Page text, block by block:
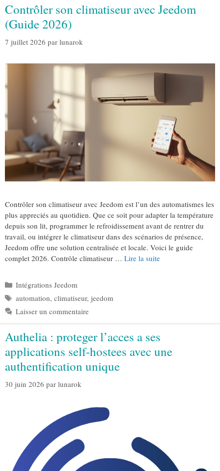
Contrôler son climatiseur avec Jeedom
(Guide 2026)
7 juillet 2026 par lunarok
Contrôler son climatiseur avec Jeedom est l’un des automatismes les
plus appreciés au quotidien. Que ce soit pour adapter la température
depuis son lit, programmer le refroidissement avant de rentrer du
travail, ou intégrer le climatiseur dans des scénarios de présence,
Jeedom offre une solution centralisée et locale. Voici le guide
complet 2026. Contrôle climatiseur … Lire la suite
Catégories
Intégrations Jeedom
Étiquettes
automation, climatiseur, jeedom
Laisser un commentaire
Authelia : proteger l’acces a ses
applications self-hostees avec une
authentification unique
30 juin 2026 par lunarok